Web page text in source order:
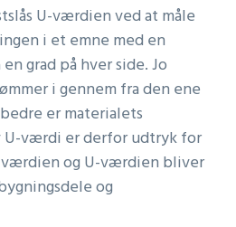
U-værdien ved at måle
i et emne med en
grad på hver side. Jo
i gennem fra den ene
er materialets
U-værdi er derfor udtryk for
værdien og U-værdien bliver
og